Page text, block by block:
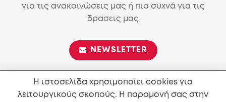
για τις ανακοινώσεις μας ή πιο συχνά για τις
δρασεις μας
NEWSLETTER
Επιτρέπεται η αναπαραγωγή και διανομή του περιεχόμενου
Η ιστοσελίδα χρησιμοποίει cookies για
λειτουργικούς σκοπούς. Η παραμονή σας στην